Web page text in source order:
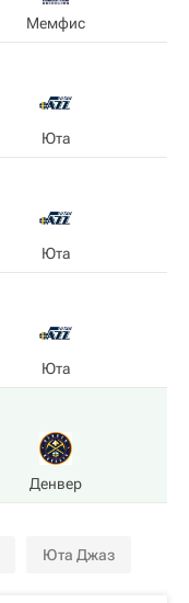
Мемфис
Юта
Юта
Юта
Денвер
Юта Джаз